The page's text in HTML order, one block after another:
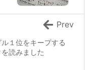
ル１位をキープする
読みました
Prev